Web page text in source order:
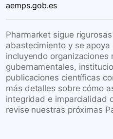
aemps.gob.es
Pharmarket sigue
abastecimiento y se
incluyendo organizaciones
gubernamentales,
publicaciones científicas
más detalles sobre cómo
integridad e imparcialidad
revise nuestras próximas